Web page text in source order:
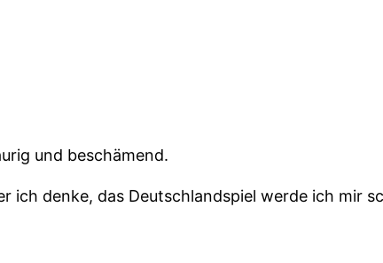
und beschämend.
ich denke, das Deutschlandspiel werde ich mir